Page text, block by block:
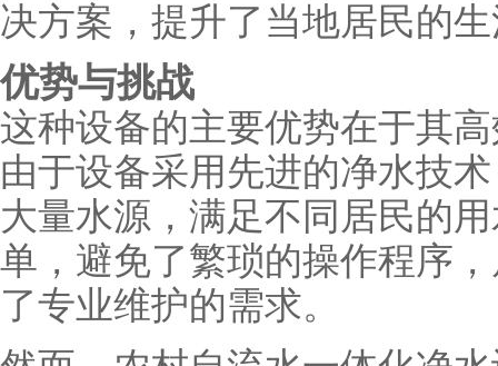
决方案，提升了当地居民的
优势与挑战
这种设备的主要优势在于其
由于设备采用先进的净水技
大量水源，满足不同居民的
单，避免了繁琐的操作程序
了专业维护的需求。